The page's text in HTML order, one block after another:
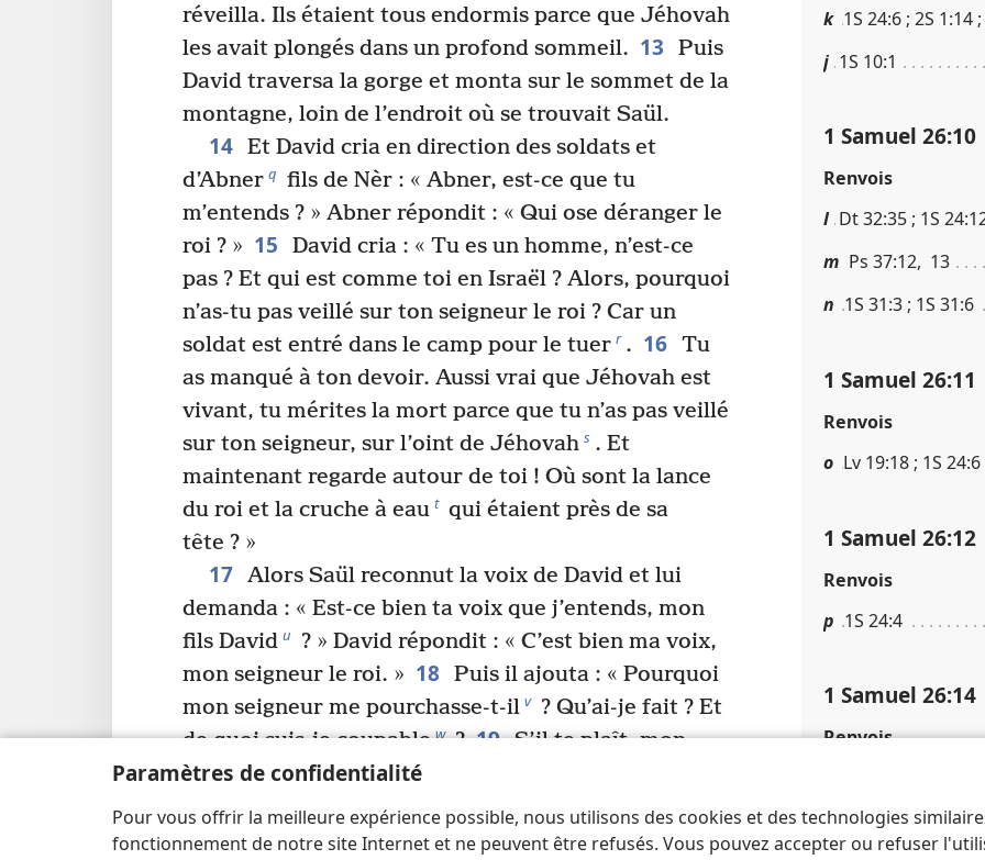
Paramètres de confidentialité
Pour vous offrir la meilleure expérience possible, nous utilisons des cookies et des technologies
fonctionnement de notre site Internet et ne peuvent être refusés. Vous pouvez accepter ou refuser
réveilla. Ils étaient tous endormis parce que Jéhovah
les avait plongés dans un profond sommeil. 13
Puis
David traversa la gorge et monta sur le sommet de la
montagne, loin de l’endroit où se trouvait Saül.
14 Et David cria en direction des soldats et
d’Abner q fils de Nèr : « Abner, est-ce que tu
m’entends ? » Abner répondit : « Qui ose déranger le
roi ? » 15
David cria : « Tu es un homme, n’est-ce
pas ? Et qui est comme toi en Israël ? Alors, pourquoi
n’as-tu pas veillé sur ton seigneur le roi ? Car un
soldat est entré dans le camp pour le tuer r . 16 Tu
as manqué à ton devoir. Aussi vrai que Jéhovah est
vivant, tu mérites la mort parce que tu n’as pas veillé
sur ton seigneur, sur l’oint de Jéhovah s . Et
maintenant regarde autour de toi ! Où sont la lance
du roi et la cruche à eau t qui étaient près de sa
tête ? »
17 Alors Saül reconnut la voix de David et lui
demanda : « Est-ce bien ta voix que j’entends, mon
fils David u
? » David répondit : « C’est bien ma voix,
mon seigneur le roi. » 18 Puis il ajouta : « Pourquoi
mon seigneur me pourchasse-t-il v ? Qu’ai-je fait ? Et
de quoi suis-je coupable w ? 19 S’il te plaît, mon
seigneur le roi, écoute-moi : Si c’est Jéhovah qui
t’incite à me haïr, qu’il accepte
que je lui fasse une
offrande de céréales*. Mais si ce sont des hommes
k 1S 24​:​6 ; 2S 1​:​14
j 1S 10​:​1
1 Samuel 26​:​10
Renvois
l Dt 32​:​35 ; 1S
m Ps 37​:​12, 13
n 1S 31​:​3 ; 1S 31​:​6
1 Samuel 26​:​11
Renvois
o Lv 19​:​18 ; 1S
1 Samuel 26​:​12
Renvois
p 1S 24​:​4
1 Samuel 26​:​14
Renvois
1 Samuel 26​:​15